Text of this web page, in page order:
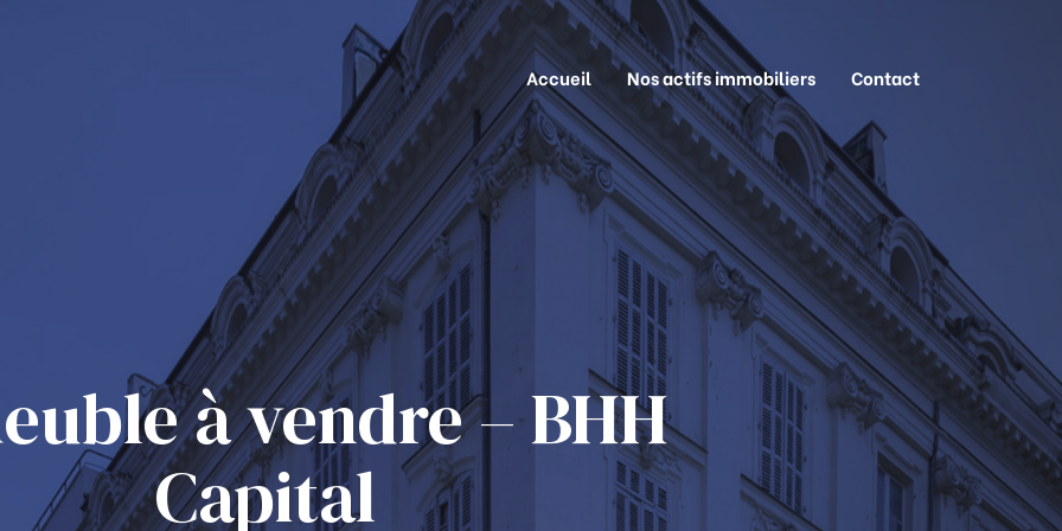
Accueil Nos actifs immobiliers Contact
à vendre – BHH
Capital